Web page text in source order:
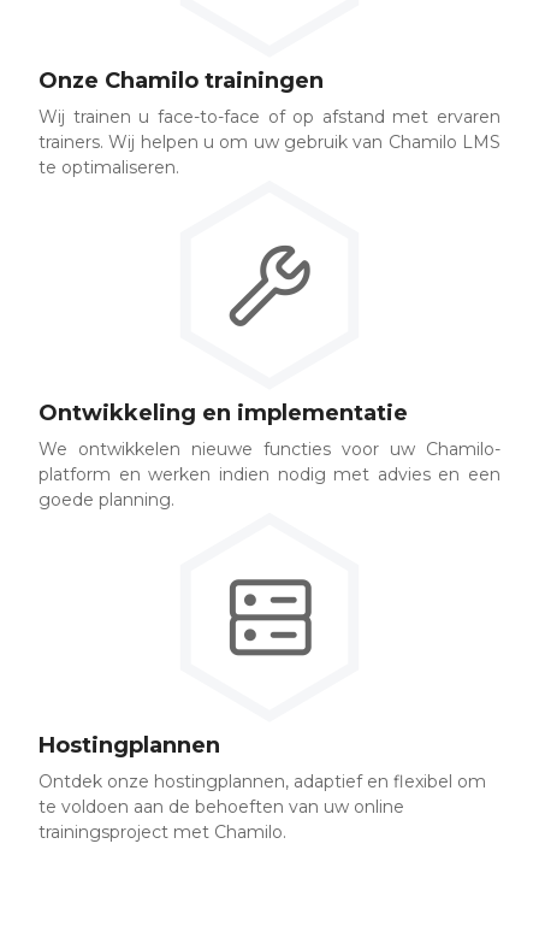
Onze Chamilo trainingen
Wij trainen u face-to-face of op afstand met ervaren
trainers. Wij helpen u om uw gebruik van Chamilo LMS
te optimaliseren.
Ontwikkeling en implementatie
We ontwikkelen nieuwe functies voor uw Chamilo-
platform en werken indien nodig met advies en een
goede planning.
Hostingplannen
Ontdek onze hostingplannen, adaptief en flexibel om
te voldoen aan de behoeften van uw online
trainingsproject met Chamilo.